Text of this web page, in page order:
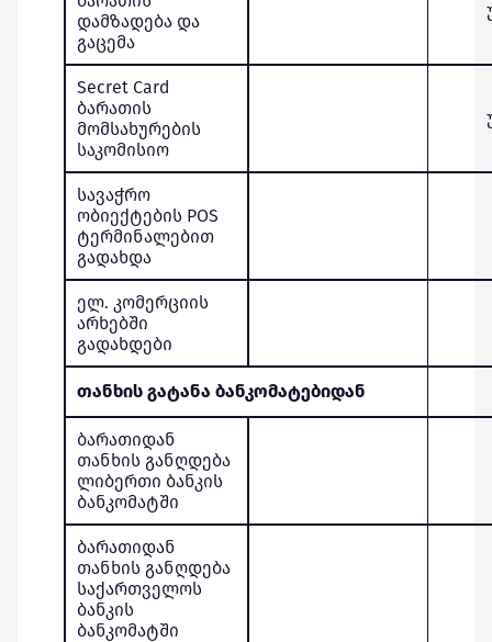
დამზადება და
გაცემა
Secret Card
ბარათის
მომსახურების
საკომისიო
სავაჭრო
ობიექტების POS
ტერმინალებით
გადახდა
ელ. კომერციის
არხებში
გადახდები
თანხის გატანა ბანკომატებიდან
ბარათიდან
თანხის განღდება
ლიბერთი ბანკის
ბანკომატში
ბარათიდან
თანხის განღდება
საქართველოს
ბანკის
ბანკომატში